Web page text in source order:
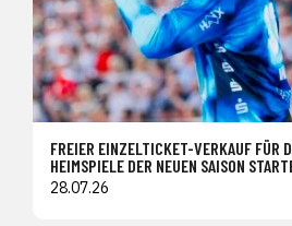
FREIER EINZELTICKET-VERKAUF FÜR
HEIMSPIELE DER NEUEN SAISON
28.07.26